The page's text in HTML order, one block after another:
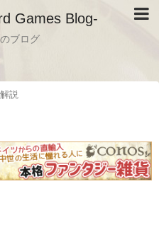
Games Blog-
ブログ
説